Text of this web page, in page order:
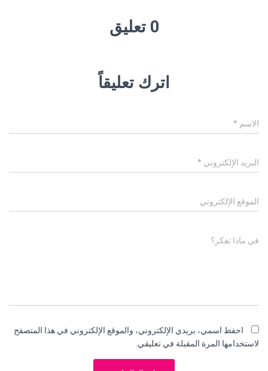
0 تعليق
اترك تعليقاً
الاسم *
البريد الإلكتروني *
الموقع الإلكتروني
في ماذا تفكر؟
احفظ اسمي، بريدي الإلكتروني، والموقع الإلكتروني في هذا المتصفح
لاستخدامها المرة المقبلة في تعليقي.